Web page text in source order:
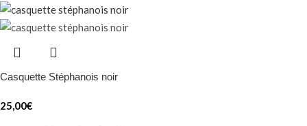
Casquette Stéphanois noir
25,00€